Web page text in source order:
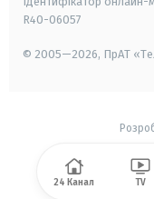
R40-06057
© 2005—2026, ПрАТ
24 Канал TV